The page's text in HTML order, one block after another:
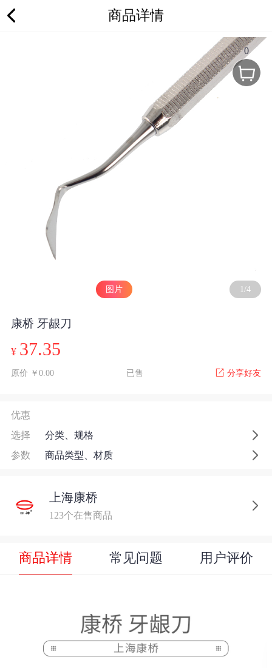
商品详情
0
图片 1/4
康桥 牙龈刀
¥ 37.35
原价 ￥0.00 已售 分享好友
优惠
选择
分类、规格
参数
商品类型、材质
上海康桥
123个在售商品
商品详情 常见问题 用户评价